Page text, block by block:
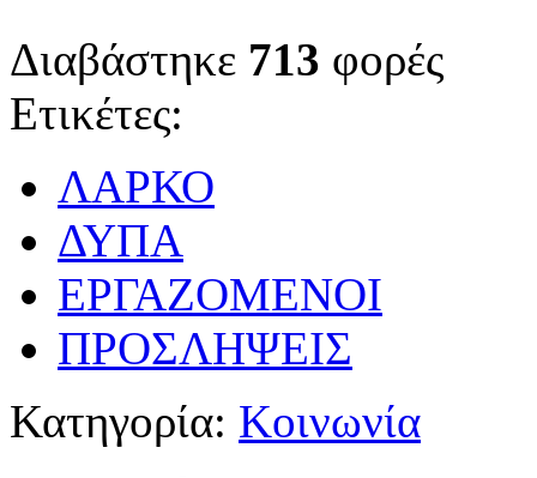
Διαβάστηκε 713 φορές
Ετικέτες:
ΛΑΡΚΟ
ΔΥΠΑ
ΕΡΓΑΖΟΜΕΝΟΙ
ΠΡΟΣΛΗΨΕΙΣ
Κατηγορία: Κοινωνία